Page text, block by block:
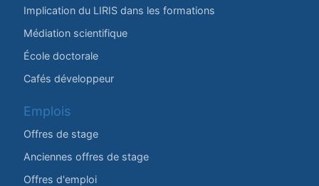
Implication du LIRIS dans les formations
Médiation scientifique
École doctorale
Cafés développeur
Emplois
Offres de stage
Anciennes offres de stage
Offres d'emploi